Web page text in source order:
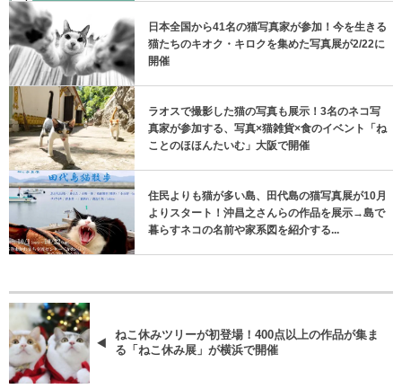
日本全国から41名の猫写真家が参加！今を生きる
猫たちのキオク・キロクを集めた写真展が2/22に
開催
ラオスで撮影した猫の写真も展示！3名のネコ写
真家が参加する、写真×猫雑貨×食のイベント「ね
ことのほほんたいむ」大阪で開催
住民よりも猫が多い島、田代島の猫写真展が10月
よりスタート！沖昌之さんらの作品を展示→島で
暮らすネコの名前や家系図を紹介する...
ねこ休みツリーが初登場！400点以上の作品が集ま
る「ねこ休み展」が横浜で開催